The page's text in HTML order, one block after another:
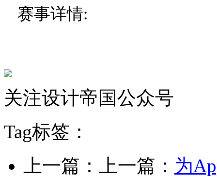
赛事详情:
关注设计帝国公众号
Tag标签：
上一篇：上一篇： 为